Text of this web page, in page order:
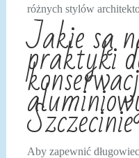
różnych stylów
Jakie są
praktyki
Szczecinie
Aby zapewnić